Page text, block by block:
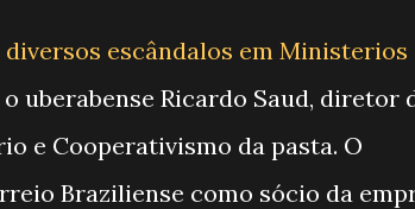
escândalos em Ministerios
uberabense Ricardo Saud, diretor
e Cooperativismo da pasta. O
Braziliense como sócio da